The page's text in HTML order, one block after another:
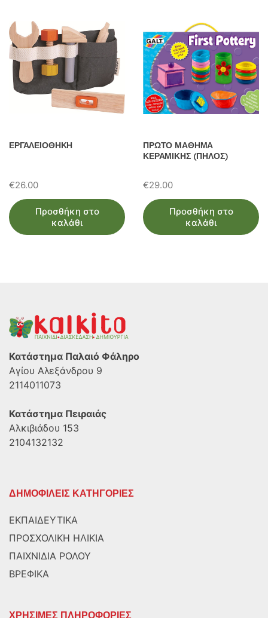
ΕΡΓΑΛΕΙΟΘΗΚΗ
€26.00
Προσθήκη στο
καλάθι
ΠΡΩΤΟ ΜΑΘΗΜΑ
ΚΕΡΑΜΙΚΗΣ (ΠΗΛΟΣ)
€29.00
Προσθήκη στο
καλάθι
Κατάστημα Παλαιό Φάληρο
Αγίου Αλεξάνδρου 9
2114011073
Κατάστημα Πειραιάς
Αλκιβιάδου 153
2104132132
ΔΗΜΟΦΙΛΕΙΣ ΚΑΤΗΓΟΡΙΕΣ
ΕΚΠΑΙΔΕΥΤΙΚΑ
ΠΡΟΣΧΟΛΙΚΗ ΗΛΙΚΙΑ
ΠΑΙΧΝΙΔΙΑ ΡΟΛΟΥ
ΒΡΕΦΙΚΑ
ΧΡΗΣΙΜΕΣ ΠΛΗΡΟΦΟΡΙΕΣ